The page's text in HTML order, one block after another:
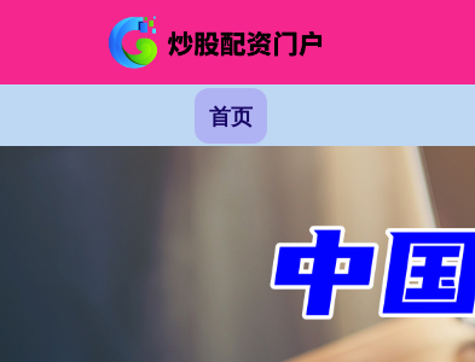
首页